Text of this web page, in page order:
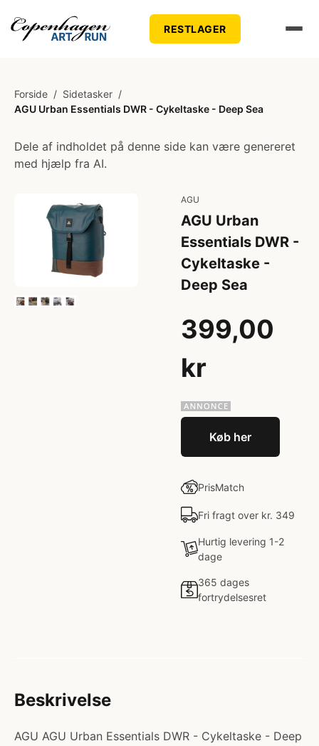
RESTLAGER
Forside / Sidetasker /
AGU Urban Essentials DWR - Cykeltaske - Deep Sea
Dele af indholdet på denne side kan være genereret
med hjælp fra AI.
AGU
AGU Urban
Essentials DWR -
Cykeltaske -
Deep Sea
399,00
kr
Køb her
PrisMatch
Fri fragt over kr. 349
Hurtig levering 1-2
dage
365 dages
fortrydelsesret
Beskrivelse
AGU AGU Urban Essentials DWR - Cykeltaske - Deep